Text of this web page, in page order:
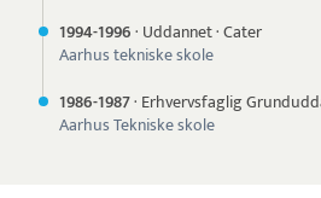
1994-1996· Uddannet·Cater
Aarhus tekniske skole
1986-1987· Erhvervsfaglig
Aarhus Tekniske skole